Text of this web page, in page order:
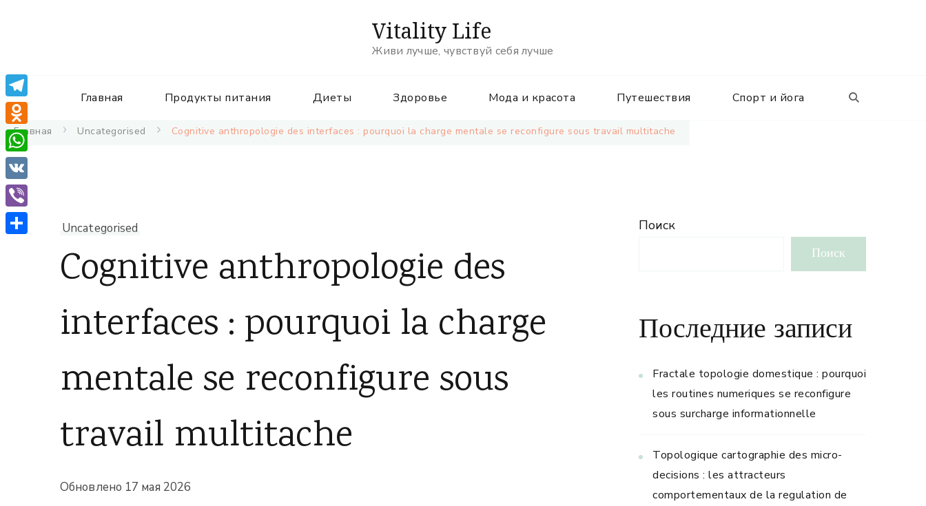
Vitality Life
Живи лучше, чувствуй себя лучше
Главная Продукты питания Диеты Здоровье Мода и красота Путешествия Спорт и йога
Главная Uncategorised Cognitive anthropologie des interfaces : pourquoi la charge mentale se reconfigure sous travail multitache
Uncategorised
Cognitive anthropologie des
interfaces : pourquoi la charge
mentale se reconfigure sous
travail multitache
Обновлено 17 мая 2026
Поиск
Поиск
Последние записи
Fractale topologie domestique : pourquoi
les routines numeriques se reconfigure
sous surcharge informationnelle
Topologique cartographie des micro-
decisions : les attracteurs
comportementaux de la regulation de
Telegram
Odnoklassniki
WhatsApp
VK
Viber